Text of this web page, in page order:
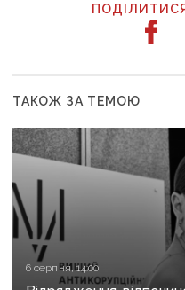
ТАКОЖ ЗА ТЕМОЮ
6 серпня, 14:00